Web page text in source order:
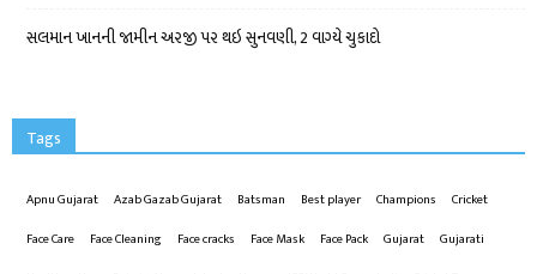
સલમાન ખાનની જામીન અરજી પર થઇ સુનવણી, 2 વાગ્યે ચુકાદો
Tags
Apnu Gujarat Azab Gazab Gujarat Batsman Best player Champions
Cricket
Face Care
Face Cleaning Face cracks Face Mask Face Pack Gujarat
Gujarati